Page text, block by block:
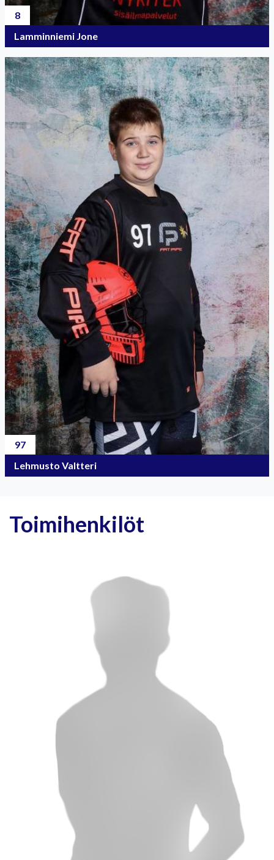
8
Lamminniemi Jone
97
Lehmusto Valtteri
Toimihenkilöt